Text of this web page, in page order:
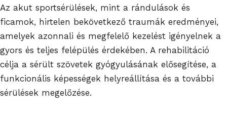
Az akut sportsérülések, mint a rándulások és
ficamok, hirtelen bekövetkező traumák eredményei,
amelyek azonnali és megfelelő kezelést igényelnek a
gyors és teljes felépülés érdekében. A rehabilitáció
célja a sérült szövetek gyógyulásának elősegítése, a
funkcionális képességek helyreállítása és a további
sérülések megelőzése.